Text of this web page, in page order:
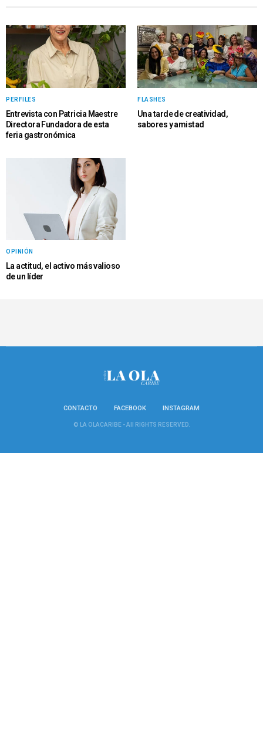
PERFILES
Entrevista con Patricia Maestre
Directora Fundadora de esta
feria gastronómica
FLASHES
Una tarde de creatividad,
sabores y amistad
OPINIÓN
La actitud, el activo más valioso
de un líder
CONTACTO FACEBOOK INSTAGRAM
© LA OLACARIBE - All RIGHTS RESERVED.